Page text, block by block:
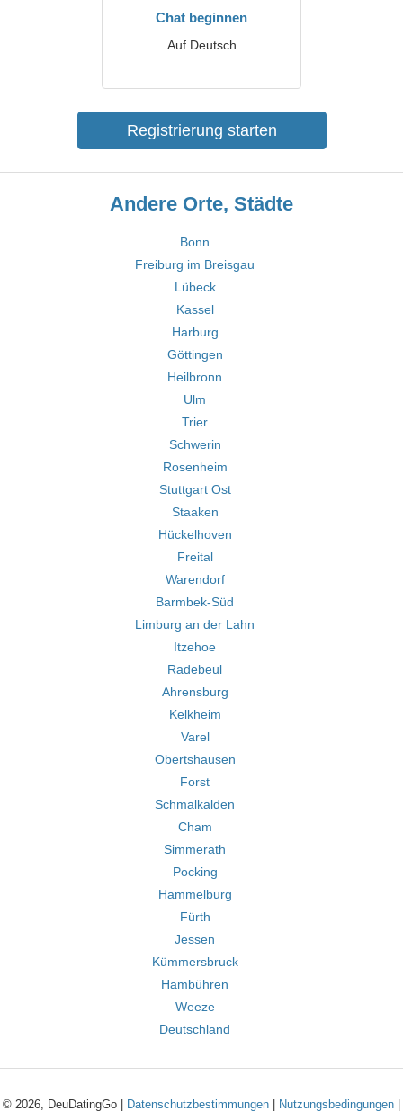
Chat beginnen
Auf Deutsch
Registrierung starten
Andere Orte, Städte
Bonn
Freiburg im Breisgau
Lübeck
Kassel
Harburg
Göttingen
Heilbronn
Ulm
Trier
Schwerin
Rosenheim
Stuttgart Ost
Staaken
Hückelhoven
Freital
Warendorf
Barmbek-Süd
Limburg an der Lahn
Itzehoe
Radebeul
Ahrensburg
Kelkheim
Varel
Obertshausen
Forst
Schmalkalden
Cham
Simmerath
Pocking
Hammelburg
Fürth
Jessen
Kümmersbruck
Hambühren
Weeze
Deutschland
© 2026, DeuDatingGo | Datenschutzbestimmungen Nutzungsbedingungen